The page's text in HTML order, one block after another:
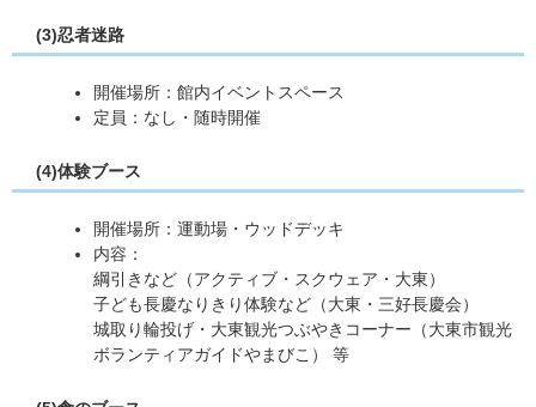
(3)忍者迷路
開催場所：館内イベントスペース
定員：なし・随時開催
(4)体験ブース
開催場所：運動場・ウッドデッキ
内容：
綱引きなど（アクティブ・スクウェア・大東）
子ども長慶なりきり体験など（大東・三好長慶会）
城取り輪投げ・大東観光つぶやきコーナー（大東市観光
ボランティアガイドやまびこ） 等